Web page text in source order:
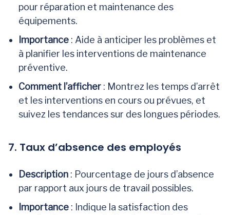
pour réparation et maintenance des
équipements.
Importance : Aide à anticiper les problèmes et
à planifier les interventions de maintenance
préventive.
Comment l’afficher : Montrez les temps d’arrêt
et les interventions en cours ou prévues, et
suivez les tendances sur des longues périodes.
7. Taux d’absence des employés
Description : Pourcentage de jours d’absence
par rapport aux jours de travail possibles.
Importance : Indique la satisfaction des